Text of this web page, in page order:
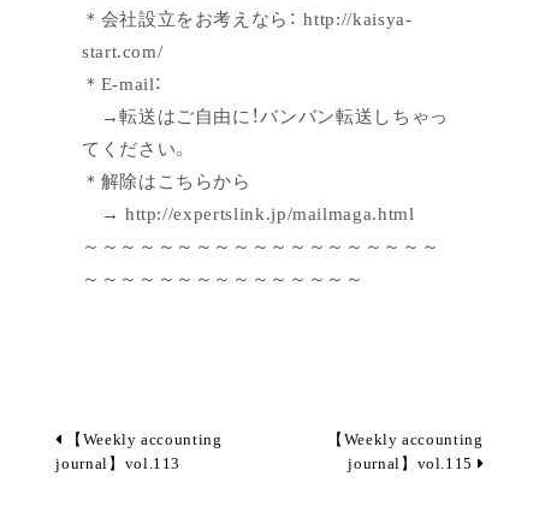
＊会社設立をお考えなら： http://kaisya-
start.com/
＊E-mail：
→転送はご自由に！バンバン転送しちゃっ
てください。
＊解除はこちらから
→ http://expertslink.jp/mailmaga.html
～～～～～～～～～～～～～～～～～～～
～～～～～～～～～～～～～～～
【Weekly accounting
journal】vol.113
【Weekly accounting
journal】vol.115